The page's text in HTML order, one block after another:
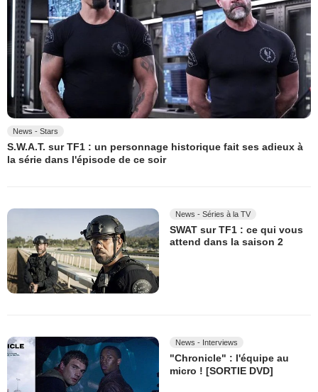
News - Stars
S.W.A.T. sur TF1 : un personnage historique fait ses adieux à
la série dans l'épisode de ce soir
News - Séries à la TV
SWAT sur TF1 : ce qui vous
attend dans la saison 2
News - Interviews
"Chronicle" : l'équipe au
micro ! [SORTIE DVD]